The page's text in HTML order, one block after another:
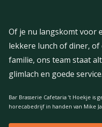
Of je nu langskomtvoor
lekkere lunch ofdiner, of
familie, ons team staat
glimlach en goede service.
Bar Brasserie Cafetaria ’t Hoekje is
horecabedrijf in handen van Mike